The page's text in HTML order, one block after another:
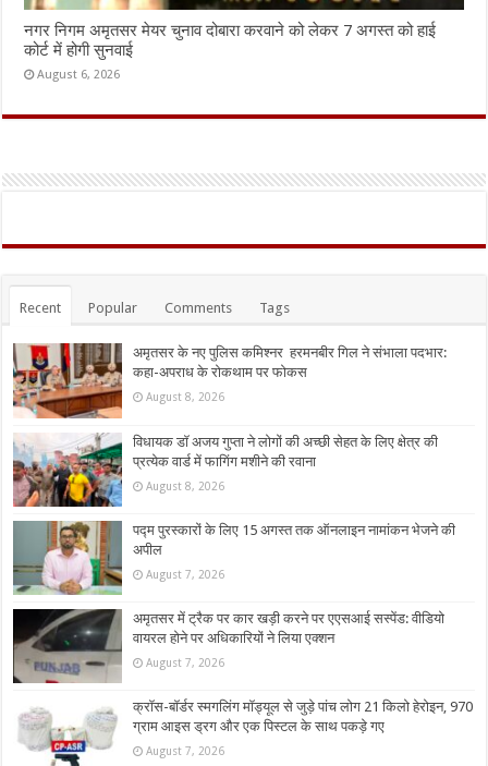
नगर निगम अमृतसर मेयर चुनाव दोबारा करवाने को लेकर 7 अगस्त को हाई
कोर्ट में होगी सुनवाई
August 6, 2026
Recent Popular Comments Tags
अमृतसर के नए पुलिस कमिश्नर हरमनबीर गिल ने संभाला पदभार:
कहा-अपराध के रोकथाम पर फोकस
August 8, 2026
विधायक डॉ अजय गुप्ता ने लोगों की अच्छी सेहत के लिए क्षेत्र की
प्रत्येक वार्ड में फागिंग मशीने की रवाना
August 8, 2026
पद्म पुरस्कारों के लिए 15 अगस्त तक ऑनलाइन नामांकन भेजने की
अपील
August 7, 2026
अमृतसर में ट्रैक पर कार खड़ी करने पर एएसआई सस्पेंड: वीडियो
वायरल होने पर अधिकारियों ने लिया एक्शन
August 7, 2026
क्रॉस-बॉर्डर स्मगलिंग मॉड्यूल से जुड़े पांच लोग 21 किलो हेरोइन, 970
ग्राम आइस ड्रग और एक पिस्टल के साथ पकड़े गए
August 7, 2026